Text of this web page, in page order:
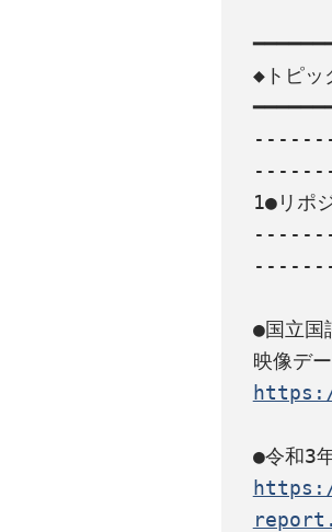
◆トピッ
1●リポ
●国立国